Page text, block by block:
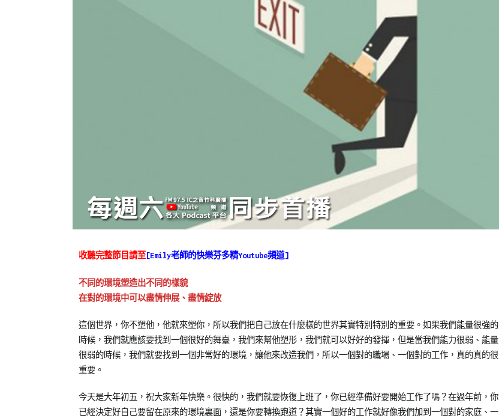
Posted
2022-
02-
Posted
Emily
老
節
目
【戀
戀
時
光】
Tagged
老
師,
之
音,
廣
播,
播
節
收聽完整節目請至[Emily老師的快樂芬多精Youtube頻道]
不同的環境塑造出不同的樣貌
在對的環境中可以盡情伸展、盡情綻放
這個世界，你不塑他，他就來塑你，所以我們把自己放在什麼樣的世界其實特別特別的重要。如果我們能量很強的
時候，我們就應該要找到一個很好的舞臺，我們來幫他塑形，我們就可以好好的發揮，但是當我們能力很弱、能量
很弱的時候，我們就要找到一個非常好的環境，讓他來改造我們，所以一個對的職場、一個對的工作，真的真的很
重要。
今天是大年初五，祝大家新年快樂。很快的，我們就要恢復上班了，你已經準備好要開始工作了嗎？在過年前，你
已經決定好自己要留在原來的環境裏面，還是你要轉換跑道？其實一個好的工作就好像我們加到一個對的家庭、一